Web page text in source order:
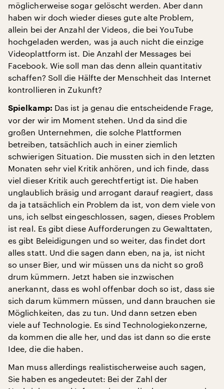
möglicherweise sogar gelöscht werden. Aber dann
haben wir doch wieder dieses gute alte Problem,
allein bei der Anzahl der Videos, die bei YouTube
hochgeladen werden, was ja auch nicht die einzige
Videoplattform ist. Die Anzahl der Messages bei
Facebook. Wie soll man das denn allein quantitativ
schaffen? Soll die Hälfte der Menschheit das Internet
kontrollieren in Zukunft?
Spielkamp: Das ist ja genau die entscheidende Frage,
vor der wir im Moment stehen. Und da sind die
großen Unternehmen, die solche Plattformen
betreiben, tatsächlich auch in einer ziemlich
schwierigen Situation. Die mussten sich in den letzten
Monaten sehr viel Kritik anhören, und ich finde, dass
viel dieser Kritik auch gerechtfertigt ist. Die haben
unglaublich bräsig und arrogant darauf reagiert, dass
da ja tatsächlich ein Problem da ist, von dem viele von
uns, ich selbst eingeschlossen, sagen, dieses Problem
ist real. Es gibt diese Aufforderungen zu Gewalttaten,
es gibt Beleidigungen und so weiter, das findet dort
alles statt. Und die sagen dann eben, na ja, ist nicht
so unser Bier, und wir müssen uns da nicht so groß
drum kümmern. Jetzt haben sie inzwischen
anerkannt, dass es wohl offenbar doch so ist, dass sie
sich darum kümmern müssen, und dann brauchen sie
Möglichkeiten, das zu tun. Und dann setzen eben
viele auf Technologie. Es sind Technologiekonzerne,
da kommen die alle her, und das ist dann so die erste
Idee, die die haben.
Man muss allerdings realistischerweise auch sagen,
Sie haben es angedeutet: Bei der Zahl der